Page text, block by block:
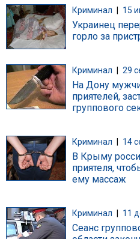
Криминал | 15
Украинец
горло за
Криминал 29
На Дону
приятелей,
группового
Криминал 14
В Крыму
приятеля,
ему массаж
Криминал 11
Сеанс